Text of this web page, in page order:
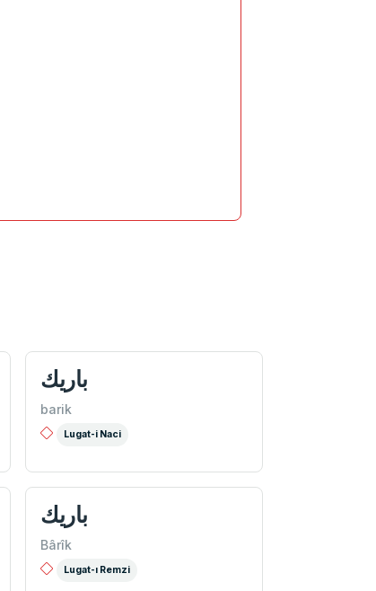
باريك
barik
Lugat-i Naci
باريك
Bârîk
Lugat-ı Remzi